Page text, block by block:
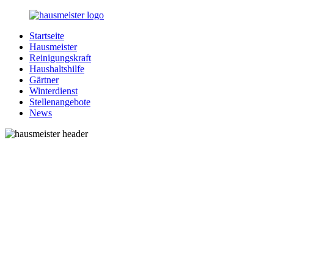
Zurück
Inhalt
Hausmeister.de
Alles
rund
Ihren
Haushalt
Startseite
Hausmeister
Reinigungskraft
Haushaltshilfe
Gärtner
Winterdienst
Stellenangebote
News